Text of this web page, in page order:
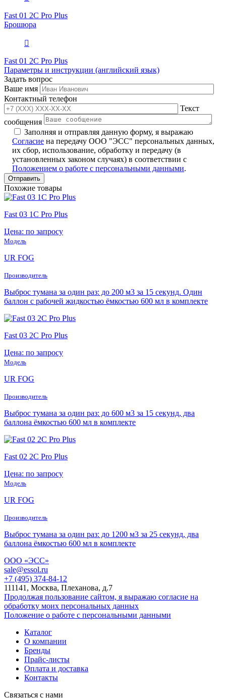
Fast 01 2C Pro Plus
Брошюра
Fast 01 2C Pro Plus
Параметры и инструкции (английский язык)
Задать вопрос
Ваше имя
Контактный телефон
Текст
сообщения
Заполняя и отправляя данную форму, я выражаю
Согласие на передачу ООО "ЭСС" персональных данных,
их сбор, использование, обработку и передачу (в
установленных законом случаях) в соответствии с
Положением о работе с персональными данными.
Похожие товары
Fast 03 1C Pro Plus
Цена: по запросу
Модель
UR FOG
Производитель
Выброс тумана за один раз: до 200 м3 за 15 секунд. Один
баллон с рабочей жидкостью ёмкостью 600 мл в комплекте
Fast 03 2C Pro Plus
Цена: по запросу
Модель
UR FOG
Производитель
Выброс тумана за один раз: до 600 м3 за 15 секунд, два
баллона ёмкостью 600 мл в комплекте
Fast 02 2C Pro Plus
Цена: по запросу
Модель
UR FOG
Производитель
Выброс тумана за один раз: до 1200 м3 за 25 секунд, два
баллона ёмкостью 600 мл в комплекте
ООО «ЭСС»
sale@essol.ru
+7 (495) 374-84-12
111141, Москва, Плеханова, д.7
Продолжая пользование сайтом, я выражаю согласие на
обработку моих персональных данных
Положение о работе с персональными данными
Каталог
О компании
Бренды
Прайс-листы
Оплата и доставка
Контакты
Связаться с нами